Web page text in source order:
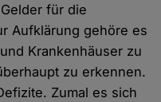
für die
Aufklärung gehöre es
Krankenhäuser zu
zu erkennen.
Zumal es sich